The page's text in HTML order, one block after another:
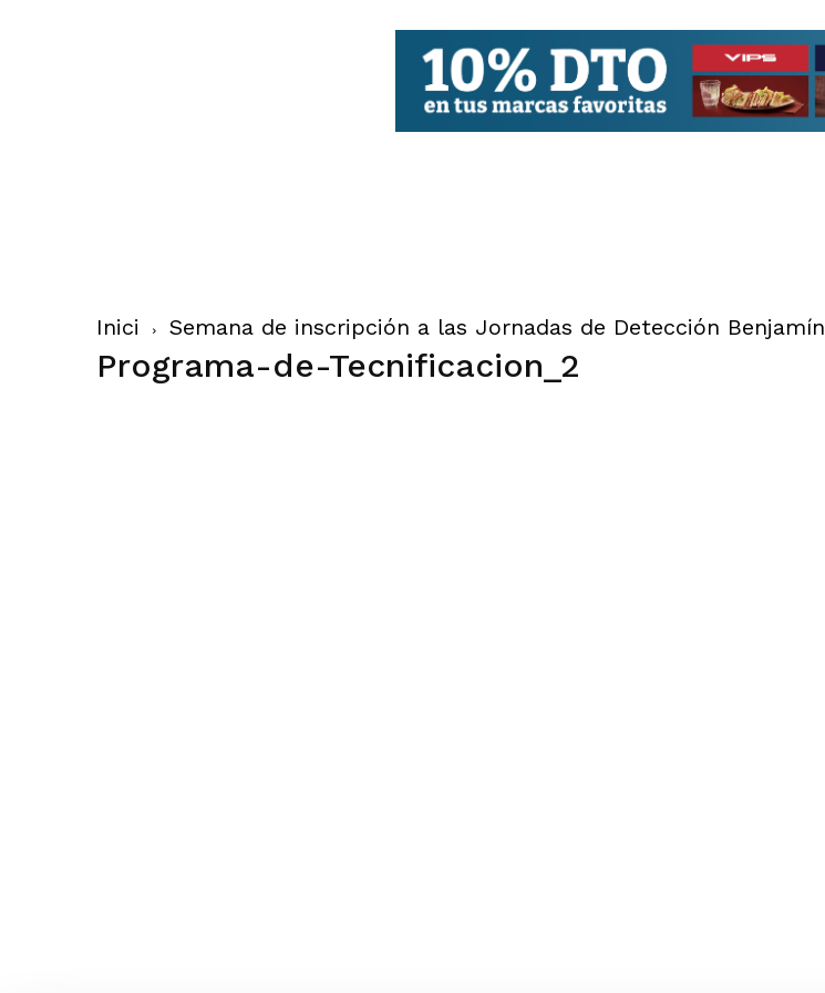
Inici Semana de inscripción a las Jornadas de Detección Benjamín
Programa-de-Tecnificacion_2